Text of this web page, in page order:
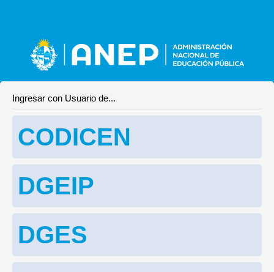
Ingresar con Usuario de...
CODICEN
DGEIP
DGES